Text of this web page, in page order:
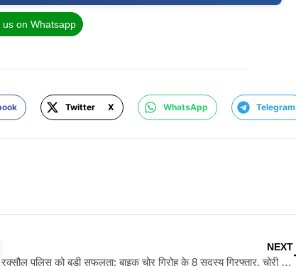
us on Whatsapp
Twitter X WhatsApp Telegram
NEXT
रक्सौल पुलिस को बड़ी सफलता: बाइक चोर गिरोह के 8 सदस्य गिरफ्तार, चोरी के 4 बाइक बरामद